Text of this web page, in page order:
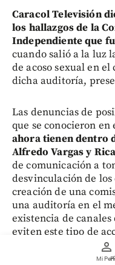
person
Mi
Caracol Televisión
los hallazgos de la
Independiente que
cuando salió a la luz
de acoso sexual en
dicha auditoría,
Las denuncias de
que se conocieron
ahora tienen dentro
Alfredo Vargas y
de comunicación a
desvinculación de
creación de una
una auditoría en el
existencia de
eviten este tipo de